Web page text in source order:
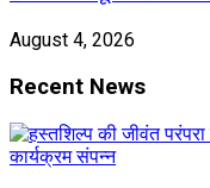
August 4, 2026
Recent News